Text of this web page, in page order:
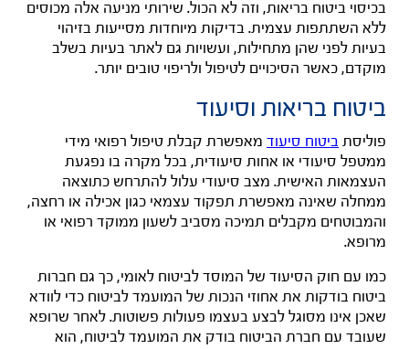
בכיסוי ביטוח בריאות, וזה לא הכול. שירותי מניעה אלה מכוסים
ללא השתתפות עצמית. בדיקות מיוחדות מסייעות בזיהוי
בעיות לפני שהן מתחילות, ועשויות גם לאתר בעיות בשלב
מוקדם, כאשר הסיכויים לטיפול ולריפוי טובים יותר.
ביטוח בריאות וסיעוד
פוליסת ביטוח סיעוד מאפשרת קבלת טיפול רפואי מידי
ממטפל סיעודי או אחות סיעודית, בכל מקרה בו נפגעת
העצמאות האישית. מצב סיעודי עלול להתרחש כתוצאה
ממחלה שאינה מאפשרת תפקוד עצמאי כגון אכילה או רחצה,
והמבוטחים מקבלים תמיכה מסביב לשעון ממוקד רפואי או
מרופא.
כמו עם חוק הסיעוד של המוסד לביטוח לאומי, כך גם חברות
ביטוח בודקות את אחוזי הנכות של המועמד לביטוח כדי לוודא
שאכן אינו מסוגל לבצע בעצמו פעולות פשוטות. לאחר שרופא
שעובד עם חברת הביטוח בודק את המועמד לביטוח, הוא